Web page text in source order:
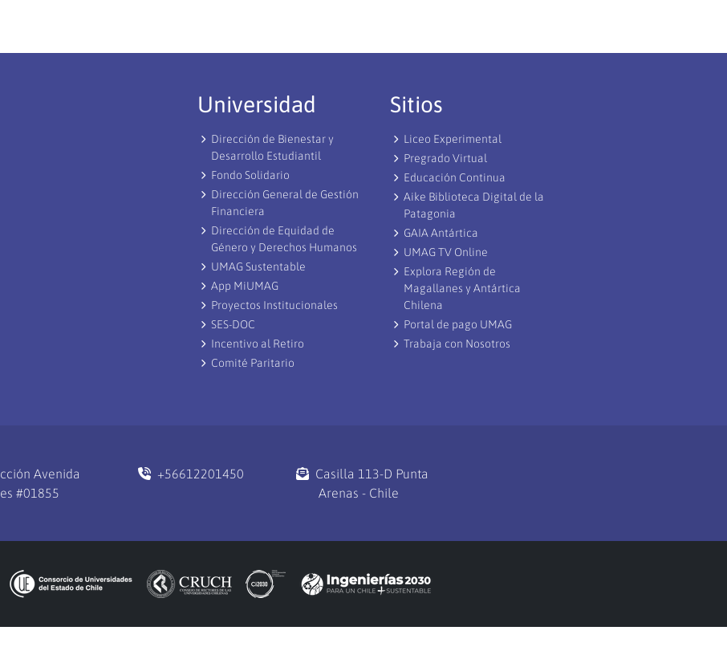
Universidad
Dirección de Bienestar y
Desarrollo Estudiantil
Fondo Solidario
Dirección General de Gestión
Financiera
Dirección de Equidad de
Género y Derechos Humanos
UMAG Sustentable
App MiUMAG
Proyectos Institucionales
SES-DOC
Incentivo al Retiro
Comité Paritario
Sitios
Liceo Experimental
Pregrado Virtual
Educación Continua
Aike Biblioteca Digital de la
Patagonia
GAIA Antártica
UMAG TV Online
Explora Región de
Magallanes y Antártica
Chilena
Portal de pago UMAG
Trabaja con Nosotros
Avenida
#01855
+56612201450
Casilla 113-D Punta
Arenas - Chile